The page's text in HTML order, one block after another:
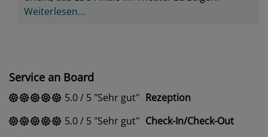
Weiterlesen...
Service an Board
5.0/ 5 Sehr gut
Rezeption
5.0/ 5 Sehr gut
Check-In/Check-Out